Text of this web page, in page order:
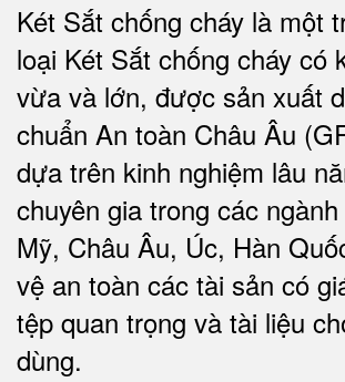
Két Sắt chống cháy là một
loại Két Sắt chống cháy có
vừa và lớn, được sản xuất
chuẩn An toàn Châu Âu
dựa trên kinh nghiệm lâu
chuyên gia trong các
Mỹ, Châu Âu, Úc, Hàn
vệ an toàn các tài sản có
tệp quan trọng và tài liệu
dùng.